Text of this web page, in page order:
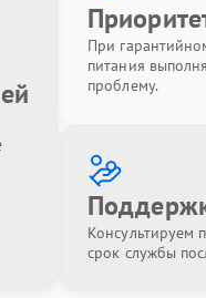
При
питания
проблему.
Консультируем
срок службы